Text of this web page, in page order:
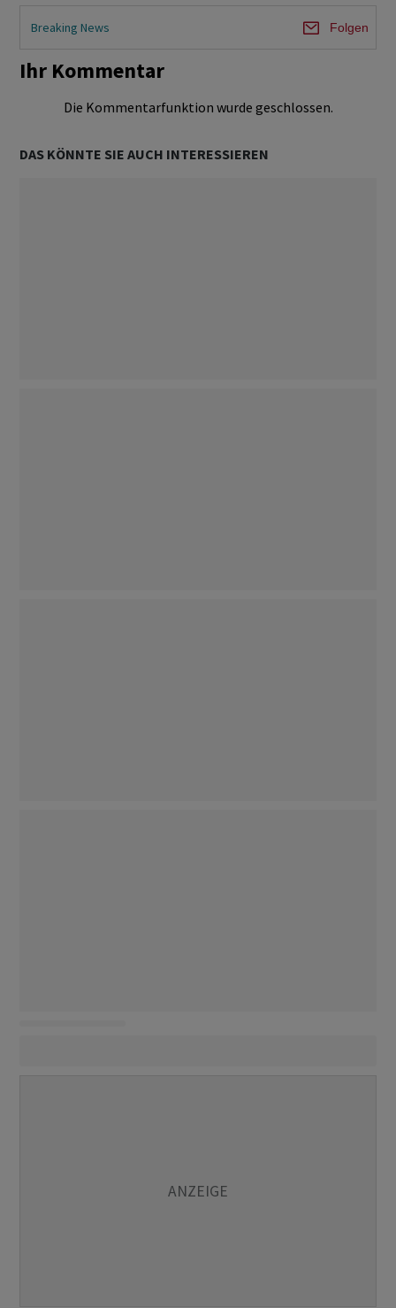
Breaking News Folgen
Ihr Kommentar
Die Kommentarfunktion wurde geschlossen.
DAS KÖNNTE SIE AUCH INTERESSIEREN